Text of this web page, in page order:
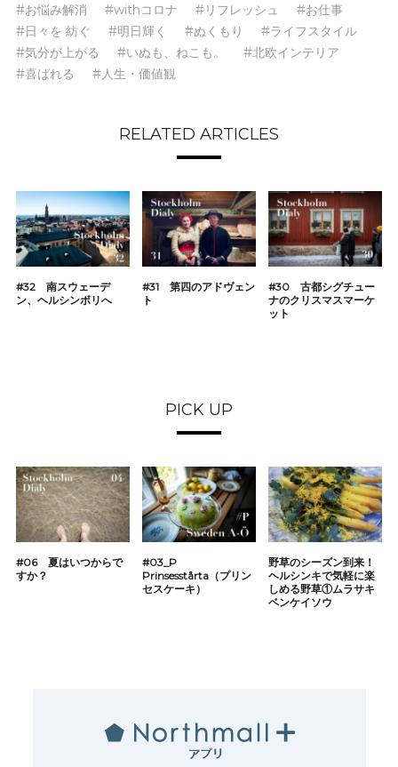
#お悩み解消
#withコロナ #リフレッシュ
#お仕事
#日々を 紡ぐ
#明日輝く #ぬくもり
#ライフスタイル
#気分が上がる
#いぬも、ねこも。
#北欧インテリア
#喜ばれる
#人生・価値観
RELATED ARTICLES
#32 南スウェーデ
ン、ヘルシンボリへ
#31 第四のアドヴェン
ト
#30 古都シグチュー
ナのクリスマスマーケ
ット
PICK UP
#06 夏はいつからで
すか？
#03_P
Prinsesstårta（プリン
セスケーキ）
野草のシーズン到来！
ヘルシンキで気軽に楽
しめる野草①ムラサキ
ベンケイソウ